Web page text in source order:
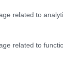
related to
related to
tue foto